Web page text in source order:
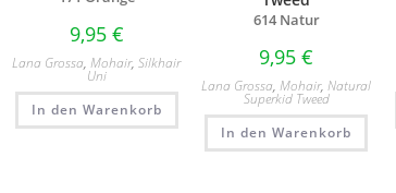
9,95 €
Lana Grossa,Mohair,Silkhair
Uni
In den Warenkorb
614 Natur
9,95€
Lana Grossa,Mohair,Natural
Superkid Tweed
In den Warenkorb